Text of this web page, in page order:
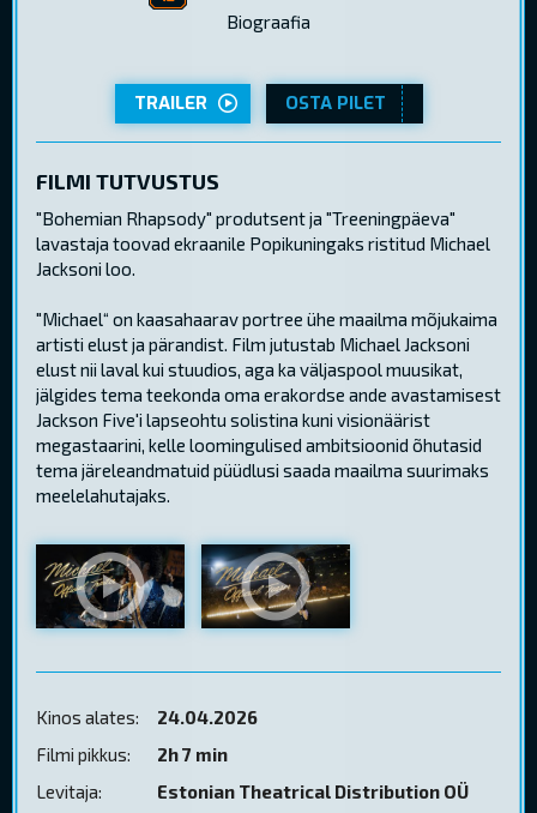
Biograafia
TRAILER OSTA PILET
FILMI TUTVUSTUS
"Bohemian Rhapsody" produtsent ja "Treeningpäeva"
lavastaja toovad ekraanile Popikuningaks ristitud Michael
Jacksoni loo.
"Michael“ on kaasahaarav portree ühe maailma mõjukaima
artisti elust ja pärandist. Film jutustab Michael Jacksoni
elust nii laval kui stuudios, aga ka väljaspool muusikat,
jälgides tema teekonda oma erakordse ande avastamisest
Jackson Five'i lapseohtu solistina kuni visionäärist
megastaarini, kelle loomingulised ambitsioonid õhutasid
tema järeleandmatuid püüdlusi saada maailma suurimaks
meelelahutajaks.
Kinos alates:
24.04.2026
Filmi pikkus:
2h 7 min
Levitaja:
Estonian Theatrical Distribution OÜ